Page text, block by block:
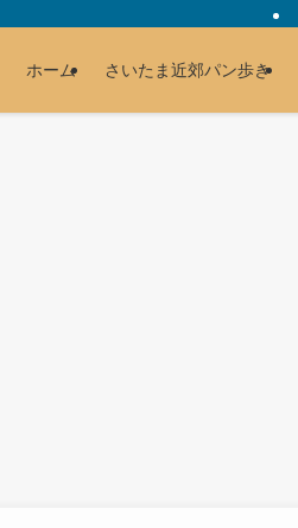
ホーム さいたま近郊パン歩き